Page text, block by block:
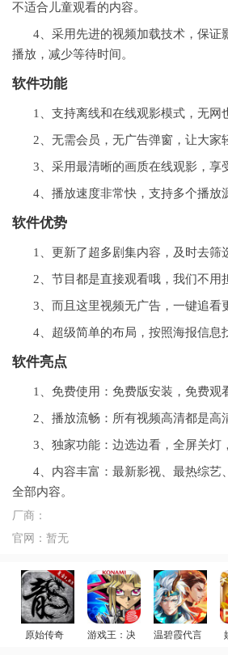
不适合儿童观看的内容。
4、采用先进的视频加载技术，保证
播放，减少等待时间。
软件功能
1、支持离线和在线观影模式，无网
2、无需会员，无广告弹窗，让大家
3、采用最清晰的画质在线观影，享
4、播放速度非常快，支持多个播放
软件优势
1、更新了超多剧集内容，及时去筛
2、节目都是直接观看哦，我们不用
3、而且这里视频无广告，一键追看
4、超级简单的布局，按照海报信息
软件亮点
1、免费使用：免费版安装，免费观
2、播放流畅：所有视频高清都是高
3、独家功能：边选边看，全屏关灯
4、内容丰富：最新影视、最热综艺
全部内容。
厂商：
官网： 暂无
原始传奇
游戏王：决斗链接温碧霞代言